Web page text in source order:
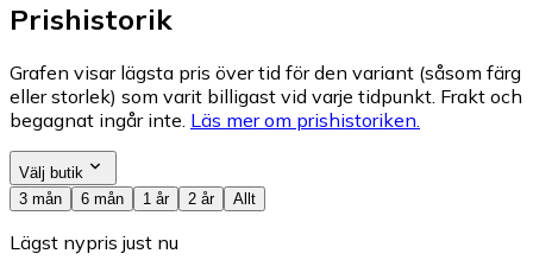
Prishistorik
Grafen visar lägsta pris över tid för den variant (såsom färg
eller storlek) som varit billigast vid varje tidpunkt. Frakt och
begagnat ingår inte. Läs mer om prishistoriken.
Välj butik
3 mån
6 mån 1 år 2 år Allt
Lägst nypris just nu